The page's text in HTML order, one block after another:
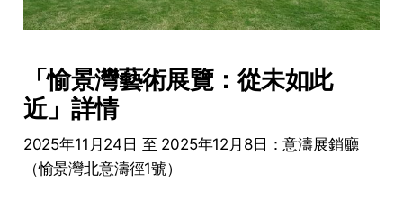
「愉景灣藝術展覽：從未如此
近」詳情
2025年11月24日 至 2025年12月8日：意濤展銷廳
（愉景灣北意濤徑1號）